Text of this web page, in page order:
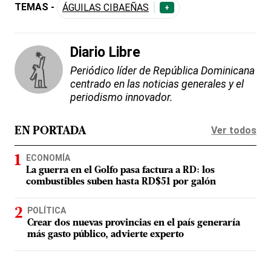
TEMAS - ÁGUILAS CIBAEÑAS +
Diario Libre
Periódico líder de República Dominicana
centrado en las noticias generales y el
periodismo innovador.
EN PORTADA Ver todos
ECONOMÍA
La guerra en el Golfo pasa factura a RD: los
combustibles suben hasta RD$51 por galón
POLÍTICA
Crear dos nuevas provincias en el país generaría
más gasto público, advierte experto